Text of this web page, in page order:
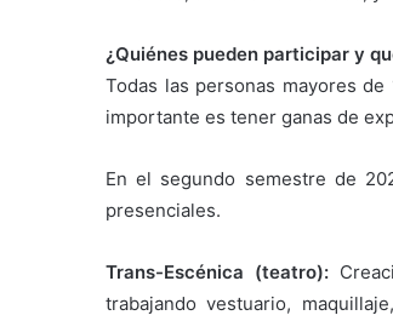
¿Quiénes pueden participar y
Todas las personas mayores
importante es tener ganas de
En el segundo semestre de
presenciales.
Trans-Escénica (teatro):
trabajando vestuario,